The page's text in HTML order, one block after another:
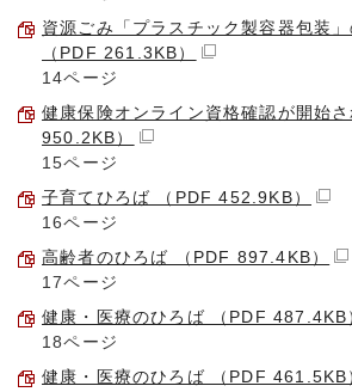
資源ごみ「プラスチック製容器包装」
（PDF 261.3KB）
14ページ
健康保険オンライン資格確認が開始
950.2KB）
15ページ
子育てひろば （PDF 452.9KB）
16ページ
高齢者のひろば （PDF 897.4KB）
17ページ
健康・医療のひろば （PDF 487.4KB
18ページ
健康・医療のひろば （PDF 461.5KB